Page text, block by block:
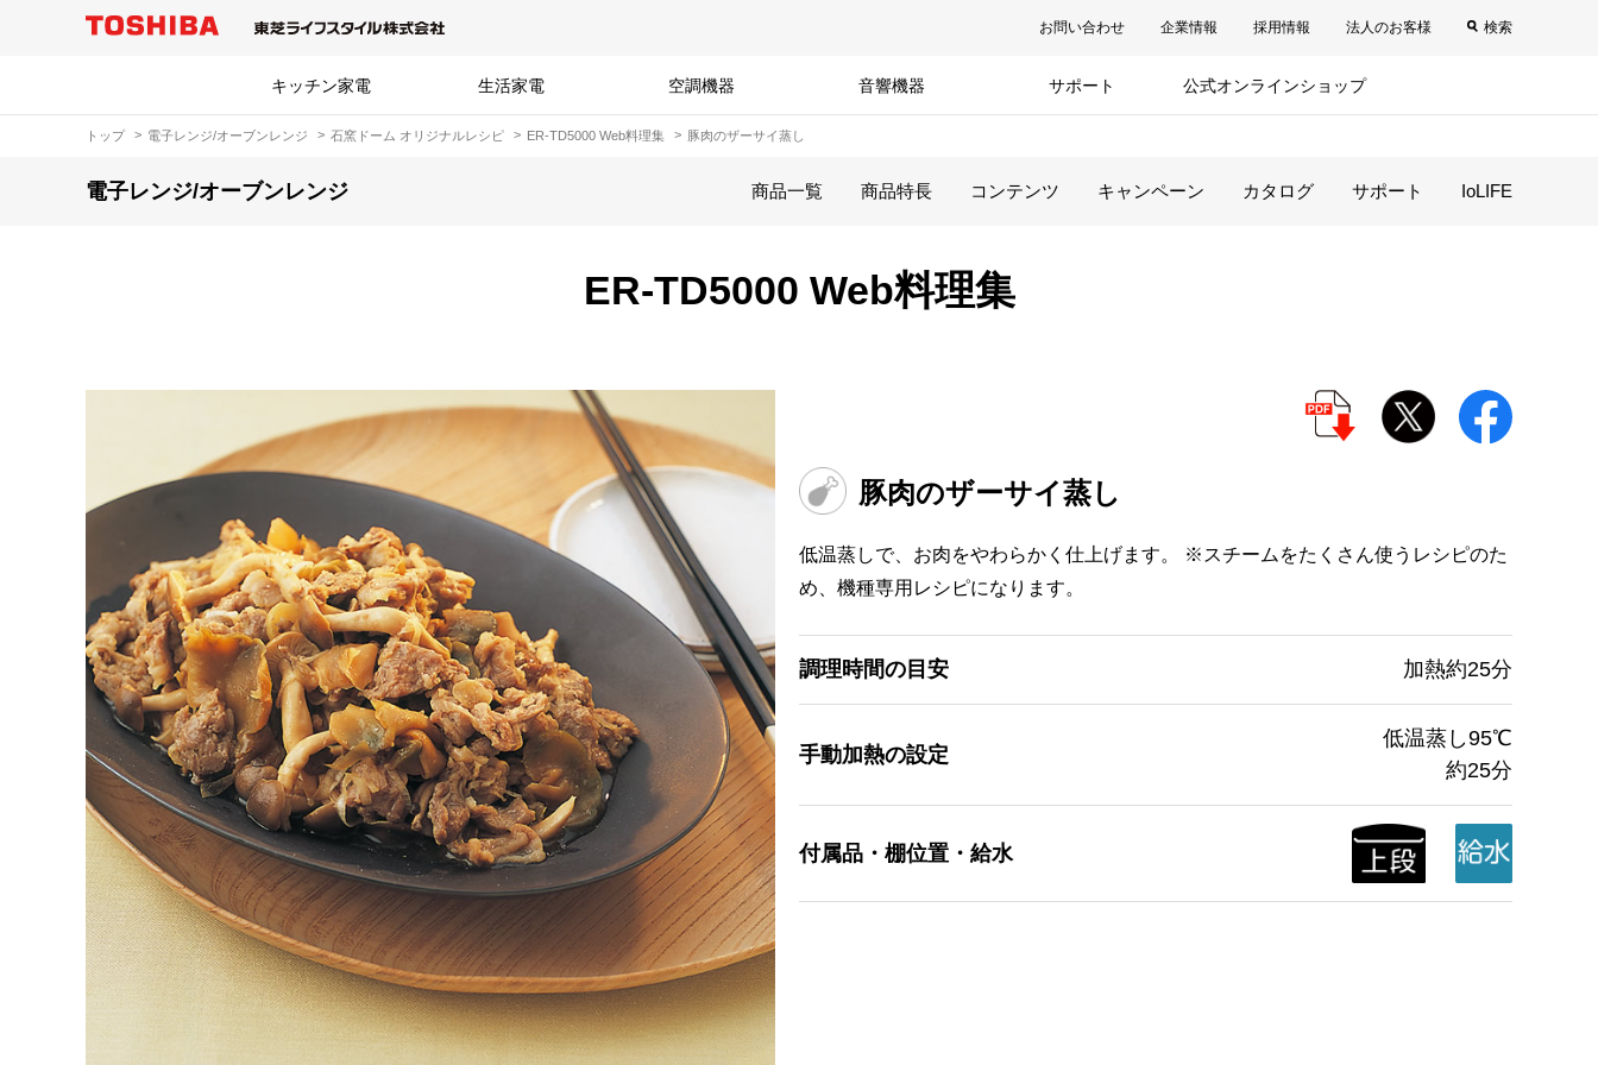
お問い合わせ 企業情報 採用情報 法人のお客様 検索
キッチン家電 生活家電 空調機器 音響機器 サポート 公式オンラインショップ
トップ 電子レンジ/オーブンレンジ 石窯ドーム オリジナルレシピ ER-TD5000 Web料理集 豚肉のザーサイ蒸し
電子レンジ/オーブンレンジ 商品一覧 商品特長 コンテンツ キャンペーン カタログ サポート IoLIFE
ER-TD5000 Web料理集
豚肉のザーサイ蒸し
低温蒸しで、お肉をやわらかく仕上げます。 ※スチームをたくさん使うレシピのた
め、機種専用レシピになります。
調理時間の目安 加熱約25分
手動加熱の設定
低温蒸し95℃
約25分
付属品・棚位置・給水